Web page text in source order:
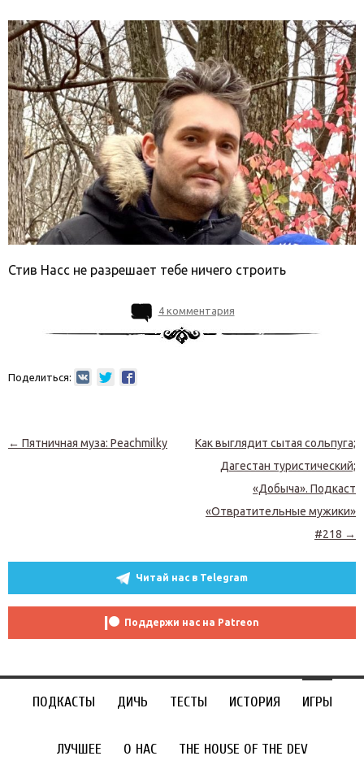
Стив Насс не разрешает тебе ничего строить
4 комментария
Поделиться:
Навигация по записям
← Пятничная муза: Peachmilky
Как выглядит сытая сольпуга;
Дагестан туристический;
«Добыча». Подкаст
«Отвратительные мужики»
#218 →
Читай нас в Telegram
Поддержи нас на Patreon
ПОДКАСТЫ ДИЧЬ ТЕСТЫ ИСТОРИЯ ИГРЫ
ЛУЧШЕЕ О НАС THE HOUSE OF THE DEV